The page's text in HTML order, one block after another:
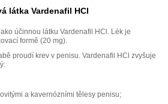
látka Vardenafil HCl
účinnou látku Vardenafil HCl. Lék je
formě (20 mg).
proudí krev v penisu. Vardenafil HCl zvyšuje
a kavernózními tělesy penisu;